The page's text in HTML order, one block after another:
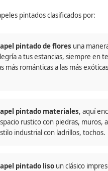
pintados clasificados por:
pintado de flores una
a tus estancias, siempre en
más románticas a las más
pintado materiales, aquí
rustico con piedras, muros,
industrial con ladrillos, tochos.
pintado liso un clásico